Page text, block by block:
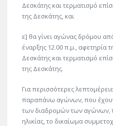
Δεσκάτης και τερματισμό
της Δεσκάτης, και
ε] θα γίνει αγώνας δρόμου
έναρξης 12.00 π.μ., αφετηρία
Δεσκάτης και τερματισμό
της Δεσκάτης.
Για περισσότερες
παραπάνω αγώνων, που έχουν
των διαδρομών των αγώνων,
ηλικίας, το δικαίωμα